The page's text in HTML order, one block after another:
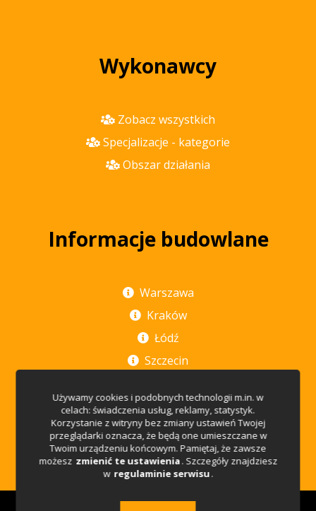
Wykonawcy
Zobacz wszystkich
Specjalizacje - kategorie
Obszar działania
Informacje budowlane
Warszawa
Kraków
Łódź
Szczecin
Rzeszów
Wrocław
Trójmiasto
Używamy cookies i podobnych technologii m.in. w
celach: świadczenia usług, reklamy, statystyk.
Korzystanie z witryny bez zmiany ustawień Twojej
przeglądarki oznacza, że będą one umieszczane w
Twoim urządzeniu końcowym. Pamiętaj, że zawsze
możesz zmienić te ustawienia. Szczegóły znajdziesz
w regulaminie serwisu.